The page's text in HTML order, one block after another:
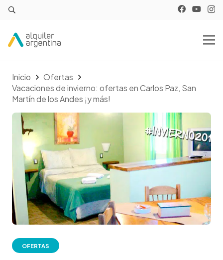
Inicio
Ofertas
Vacaciones de invierno: ofertas en Carlos Paz, San
Martín de los Andes ¡y más!
OFERTAS